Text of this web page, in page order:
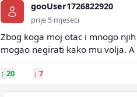
gooUser1726822920
prije 5 mjeseci
Zbog koga moj otac i mnogo
mogao negirati kako mu volja.
↑ 20 ↓ 7